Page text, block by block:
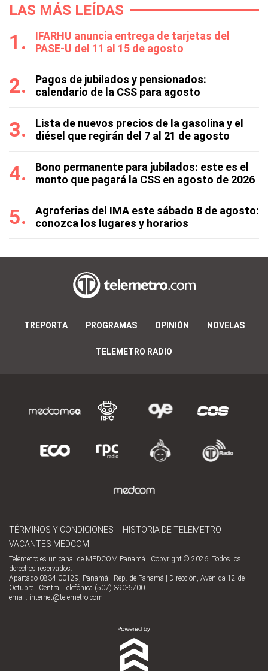
LAS MÁS LEÍDAS
IFARHU anuncia entrega de tarjetas del
PASE-U del 11 al 15 de agosto
Pagos de jubilados y pensionados:
calendario de la CSS para agosto
Lista de nuevos precios de la gasolina y el
diésel que regirán del 7 al 21 de agosto
Bono permanente para jubilados: este es el
monto que pagará la CSS en agosto de 2026
Agroferias del IMA este sábado 8 de agosto:
conozca los lugares y horarios
TREPORTA PROGRAMAS OPINIÓN NOVELAS
TELEMETRO RADIO
TÉRMINOS Y CONDICIONES
HISTORIA DE TELEMETRO
VACANTES MEDCOM
Telemetro es un canal de MEDCOM Panamá | Copyright © 2026. Todos los
derechos reservados.
Apartado 0834-00129, Panamá - Rep. de Panamá | Dirección, Avenida 12 de
Octubre | Central Telefónica (507) 390-6700
email: internet@telemetro.com